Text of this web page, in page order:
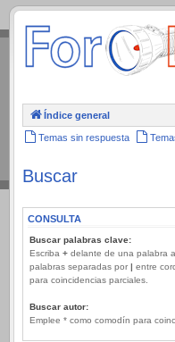
.
Índice general
Temas sin respuesta
Buscar
CONSULTA
Buscar palabras clave:
Escriba + delante de una palabra
palabras separadas por | entre
para coincidencias parciales.
Buscar autor:
Emplee * como comodín para